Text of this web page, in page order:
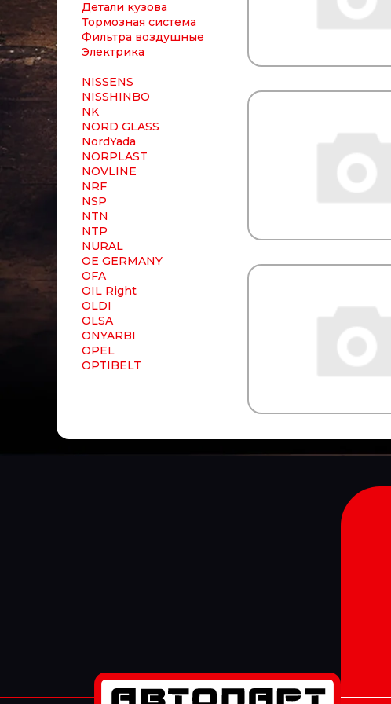
Детали кузова
Тормозная система
Фильтра воздушные
Электрика
NISSENS
NISSHINBO
NK
NORD GLASS
NordYada
NORPLAST
NOVLINE
NRF
NSP
NTN
NTP
NURAL
OE GERMANY
OFA
OIL Right
OLDI
OLSA
ONYARBI
OPEL
OPTIBELT
Ot-Sa
PHOENIX
PIERBURG